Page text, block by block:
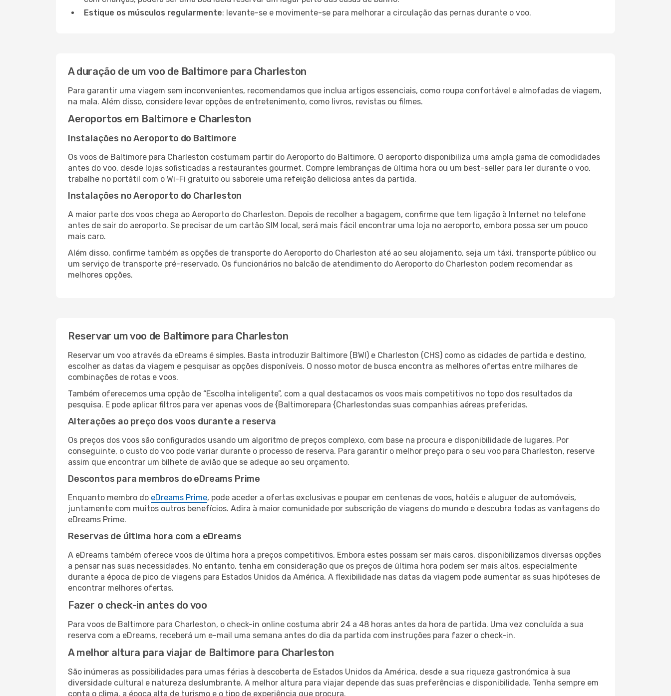
Estique os músculos regularmente: levante-se e movimente-se para melhorar a circulação das pernas durante o voo.
A duração de um voo de Baltimore para Charleston
Para garantir uma viagem sem inconvenientes, recomendamos que inclua artigos essenciais, como roupa confortável e almofadas de viagem,
na mala. Além disso, considere levar opções de entretenimento, como livros, revistas ou filmes.
Aeroportos em Baltimore e Charleston
Instalações no Aeroporto do Baltimore
Os voos de Baltimore para Charleston costumam partir do Aeroporto do Baltimore. O aeroporto disponibiliza uma ampla gama de comodidades
antes do voo, desde lojas sofisticadas a restaurantes gourmet. Compre lembranças de última hora ou um best-seller para ler durante o voo,
trabalhe no portátil com o Wi-Fi gratuito ou saboreie uma refeição deliciosa antes da partida.
Instalações no Aeroporto do Charleston
A maior parte dos voos chega ao Aeroporto do Charleston. Depois de recolher a bagagem, confirme que tem ligação à Internet no telefone
antes de sair do aeroporto. Se precisar de um cartão SIM local, será mais fácil encontrar uma loja no aeroporto, embora possa ser um pouco
mais caro.
Além disso, confirme também as opções de transporte do Aeroporto do Charleston até ao seu alojamento, seja um táxi, transporte público ou
um serviço de transporte pré-reservado. Os funcionários no balcão de atendimento do Aeroporto do Charleston podem recomendar as
melhores opções.
Reservar um voo de Baltimore para Charleston
Reservar um voo através da eDreams é simples. Basta introduzir Baltimore (BWI) e Charleston (CHS) como as cidades de partida e destino,
escolher as datas da viagem e pesquisar as opções disponíveis. O nosso motor de busca encontra as melhores ofertas entre milhares de
combinações de rotas e voos.
Também oferecemos uma opção de “Escolha inteligente”, com a qual destacamos os voos mais competitivos no topo dos resultados da
pesquisa. E pode aplicar filtros para ver apenas voos de {Baltimorepara {Charlestondas suas companhias aéreas preferidas.
Alterações ao preço dos voos durante a reserva
Os preços dos voos são configurados usando um algoritmo de preços complexo, com base na procura e disponibilidade de lugares. Por
conseguinte, o custo do voo pode variar durante o processo de reserva. Para garantir o melhor preço para o seu voo para Charleston, reserve
assim que encontrar um bilhete de avião que se adeque ao seu orçamento.
Descontos para membros do eDreams Prime
Enquanto membro do eDreams Prime, pode aceder a ofertas exclusivas e poupar em centenas de voos, hotéis e aluguer de automóveis,
juntamente com muitos outros benefícios. Adira à maior comunidade por subscrição de viagens do mundo e descubra todas as vantagens do
eDreams Prime.
Reservas de última hora com a eDreams
A eDreams também oferece voos de última hora a preços competitivos. Embora estes possam ser mais caros, disponibilizamos diversas opções
a pensar nas suas necessidades. No entanto, tenha em consideração que os preços de última hora podem ser mais altos, especialmente
durante a época de pico de viagens para Estados Unidos da América. A flexibilidade nas datas da viagem pode aumentar as suas hipóteses de
encontrar melhores ofertas.
Fazer o check-in antes do voo
Para voos de Baltimore para Charleston, o check-in online costuma abrir 24 a 48 horas antes da hora de partida. Uma vez concluída a sua
reserva com a eDreams, receberá um e-mail uma semana antes do dia da partida com instruções para fazer o check-in.
A melhor altura para viajar de Baltimore para Charleston
São inúmeras as possibilidades para umas férias à descoberta de Estados Unidos da América, desde a sua riqueza gastronómica à sua
diversidade cultural e natureza deslumbrante. A melhor altura para viajar depende das suas preferências e disponibilidade. Tenha sempre em
conta o clima, a época alta de turismo e o tipo de experiência que procura.